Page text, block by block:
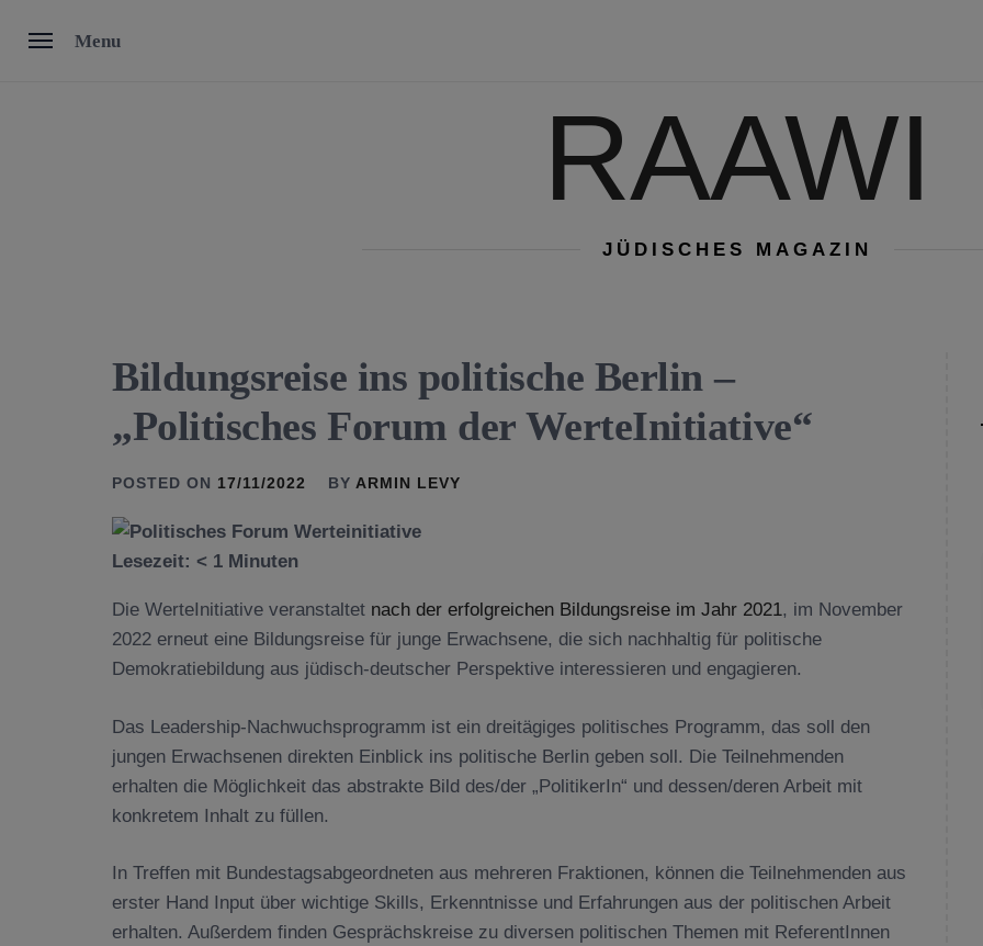
Menu
RAAWI
JÜDISCHES MAGAZIN
Bildungsreise ins politische Berlin –
„Politisches Forum der WerteInitiative“
POSTED ON 17/11/2022 BY ARMIN LEVY
Lesezeit: < 1 Minuten
Die WerteInitiative veranstaltet nach der erfolgreichen Bildungsreise im Jahr 2021, im November
2022 erneut eine Bildungsreise für junge Erwachsene, die sich nachhaltig für politische
Demokratiebildung aus jüdisch-deutscher Perspektive interessieren und engagieren.
Das Leadership-Nachwuchsprogramm ist ein dreitägiges politisches Programm, das soll den
jungen Erwachsenen direkten Einblick ins politische Berlin geben soll. Die Teilnehmenden
erhalten die Möglichkeit das abstrakte Bild des/der „PolitikerIn“ und dessen/deren Arbeit mit
konkretem Inhalt zu füllen.
In Treffen mit Bundestagsabgeordneten aus mehreren Fraktionen, können die Teilnehmenden aus
erster Hand Input über wichtige Skills, Erkenntnisse und Erfahrungen aus der politischen Arbeit
erhalten. Außerdem finden Gesprächskreise zu diversen politischen Themen mit ReferentInnen